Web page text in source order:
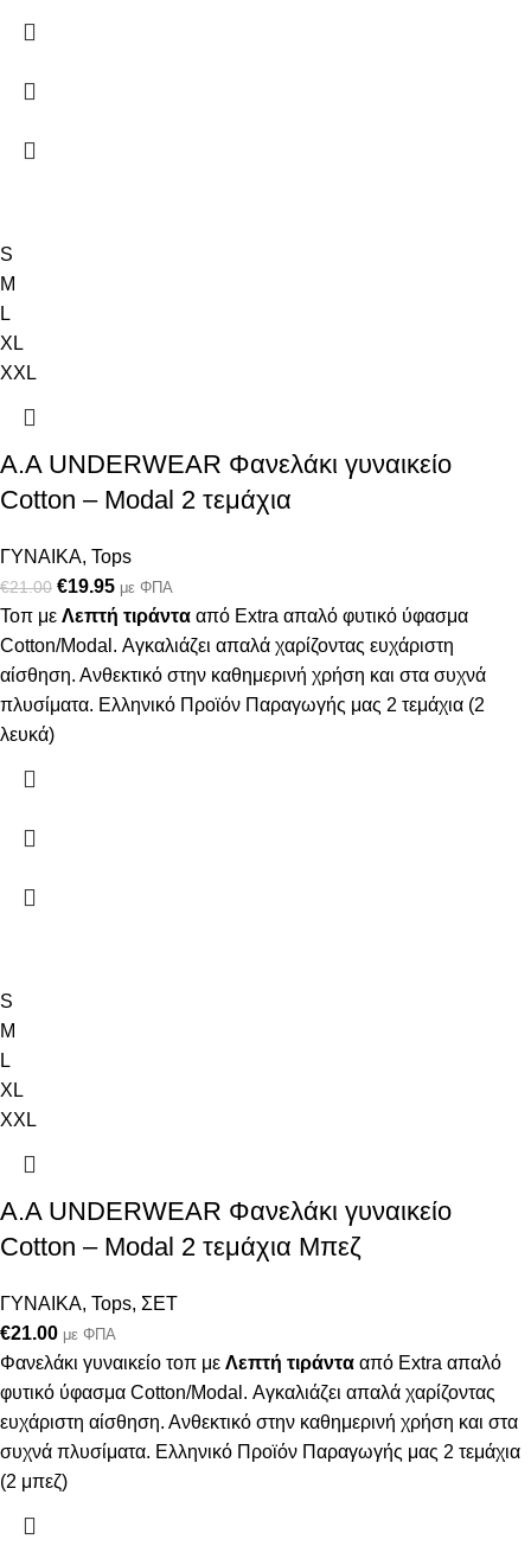
S
M
L
XL
XXL
Α.A UNDERWEAR Φανελάκι γυναικείο
Cotton – Modal 2 τεμάχια
ΓΥΝΑΙΚΑ, Tops
€21.00 €19.95 με ΦΠΑ
Τοπ με Λεπτή τιράντα από Extra απαλό φυτικό ύφασμα
Cotton/Modal. Αγκαλιάζει απαλά χαρίζοντας ευχάριστη
αίσθηση. Ανθεκτικό στην καθημερινή χρήση και στα συχνά
πλυσίματα. Ελληνικό Προϊόν Παραγωγής μας 2 τεμάχια (2
λευκά)
S
M
L
XL
XXL
Α.A UNDERWEAR Φανελάκι γυναικείο
Cotton – Modal 2 τεμάχια Μπεζ
ΓΥΝΑΙΚΑ, Tops, ΣΕΤ
€21.00 με ΦΠΑ
Φανελάκι γυναικείο τοπ με Λεπτή τιράντα από Extra απαλό
φυτικό ύφασμα Cotton/Modal. Αγκαλιάζει απαλά χαρίζοντας
ευχάριστη αίσθηση. Ανθεκτικό στην καθημερινή χρήση και στα
συχνά πλυσίματα. Ελληνικό Προϊόν Παραγωγής μας 2 τεμάχια
(2 μπεζ)